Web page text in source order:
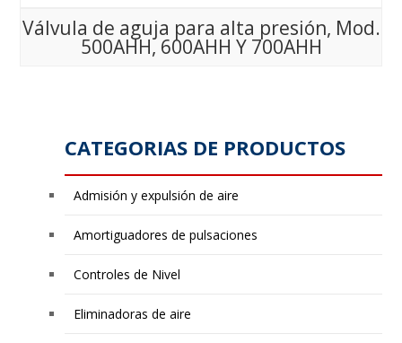
Válvula de aguja para alta presión, Mod.
500AHH, 600AHH Y 700AHH
CATEGORIAS DE PRODUCTOS
Admisión y expulsión de aire
Amortiguadores de pulsaciones
Controles de Nivel
Eliminadoras de aire